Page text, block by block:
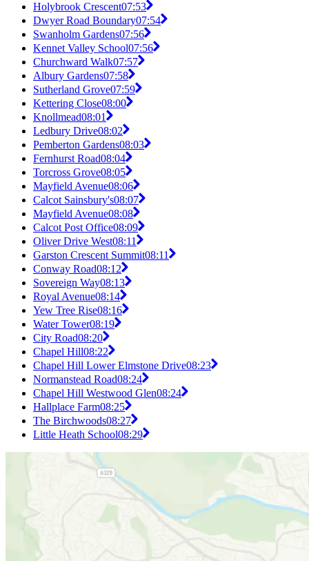
Holybrook Crescent07:53
Dwyer Road Boundary07:54
Swanholm Gardens07:56
Kennet Valley School07:56
Churchward Walk07:57
Albury Gardens07:58
Sutherland Grove07:59
Kettering Close08:00
Knollmead08:01
Ledbury Drive08:02
Pemberton Gardens08:03
Fernhurst Road08:04
Torcross Grove08:05
Mayfield Avenue08:06
Calcot Sainsbury's08:07
Mayfield Avenue08:08
Calcot Post Office08:09
Oliver Drive West08:11
Garston Crescent Summit08:11
Conway Road08:12
Sovereign Way08:13
Royal Avenue08:14
Yew Tree Rise08:16
Water Tower08:19
City Road08:20
Chapel Hill08:22
Chapel Hill Lower Elmstone Drive08:23
Normanstead Road08:24
Chapel Hill Westwood Glen08:24
Hallplace Farm08:25
The Birchwoods08:27
Little Heath School08:29